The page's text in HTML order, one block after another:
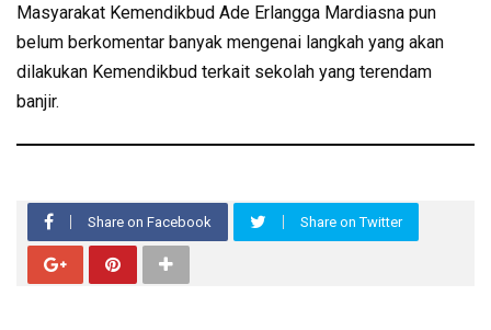
Masyarakat Kemendikbud Ade Erlangga Mardiasna pun
belum berkomentar banyak mengenai langkah yang akan
dilakukan Kemendikbud terkait sekolah yang terendam
banjir.
Share on Facebook Share on Twitter